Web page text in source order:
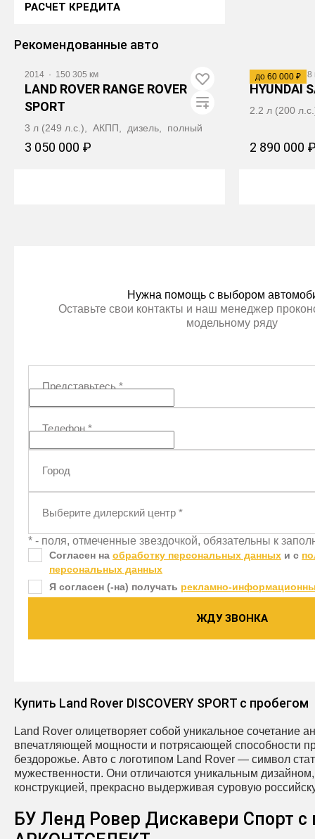
РАСЧЕТ КРЕДИТА
Рекомендованные авто
2014 · 150 305 км
LAND ROVER RANGE ROVER
SPORT
3 л (249 л.с.), АКПП, дизель, полный
3 050 000 ₽
до 60 000 ₽
2020· 133 518
HYUNDAI
2.2 л (200
2 890 000
Нужна помощь с выбором
Оставьте свои контакты и наш менеджер
модельному ряду
Представьтесь*
Телефон*
Город
Выберите дилерский центр *
* - поля, отмеченные звездочкой, обязательны к
Согласен на обработку персональных данных и c
персональных данных
Я согласен (-на) получать рекламно-
ЖДУ ЗВОНКА
Купить Land Rover DISCOVERY SPORT с пробегом
Land Rover олицетворяет собой уникальное сочетание
впечатляющей мощности и потрясающей способности
бездорожье. Авто с логотипом Land Rover — символ
мужественности. Они отличаются уникальным
конструкцией, прекрасно выдерживая суровую
БУ Ленд Ровер Дискавери Спорт с